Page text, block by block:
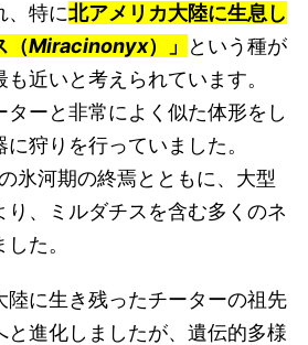
、特に北アメリカ大陸に生息し
（Miracinonyx）」
という種が
近いと考えられています。
ターと非常によく似た体形をし
狩りを行っていました。
氷河期の終焉とともに、大型
、ミルダチスを含む多くのネ
た。
陸に生き残ったチーターの祖先
と進化しましたが、遺伝的多様